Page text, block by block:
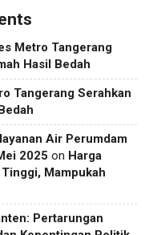
Metro Tangerang
Hasil Bedah
Tangerang Serahkan
Air Perumdam
2025 on Harga
Mampukah
Pertarungan